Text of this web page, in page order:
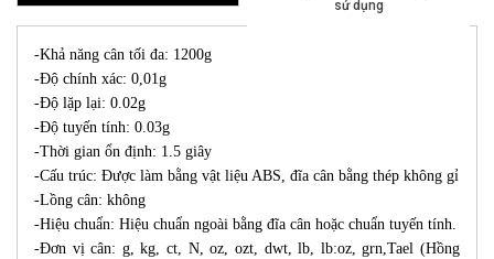
sử dụng
-Khả năng cân tối đa: 1200g
-Độ chính xác: 0,01g
-Độ lặp lại: 0.02g
-Độ tuyến tính: 0.03g
-Thời gian ổn định: 1.5 giây
-Cấu trúc: Được làm bằng vật liệu ABS, đĩa cân bằng thép không gỉ
-Lồng cân: không
-Hiệu chuẩn: Hiệu chuẩn ngoài bằng đĩa cân hoặc chuẩn tuyến tính.
-Đơn vị cân: g, kg, ct, N, oz, ozt, dwt, lb, lb:oz, grn,Tael (Hồng